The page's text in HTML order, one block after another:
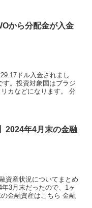
から分配金が入金
ドル入金されまし
す。投資対象国はブラジ
カなどになります。 分
2024年4月末の金融
資産状況についてまとめ
3月末だったので、1ヶ
金融資産はこちら 金融